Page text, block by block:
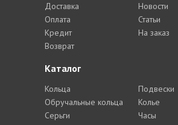
Каталог
Кольца
Обручальные кольца
Серьги
Подвески
Колье
Часы
Доставка
Оплата
Кредит
Возврат
Новости
Статьи
На заказ